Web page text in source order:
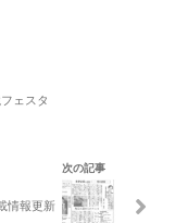
ェスタ
次の記事
情報更新